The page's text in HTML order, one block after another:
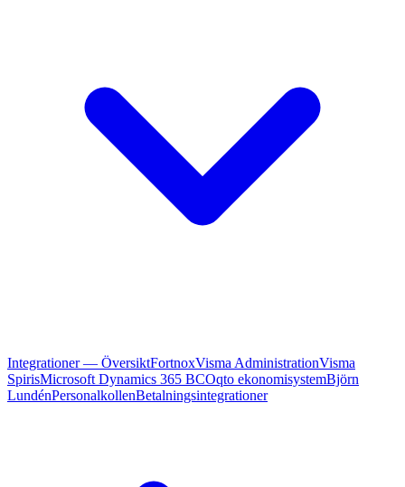
Integrationer — ÖversiktFortnoxVisma AdministrationVisma
SpirisMicrosoft Dynamics 365 BCOqto ekonomisystemBjörn
LundénPersonalkollenBetalningsintegrationer